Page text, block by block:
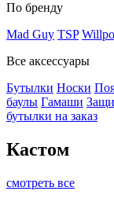
По бренду
Mad Guy TSP
Все аксессуары
Бутылки Носки
баулы Гамаши
бутылки на заказ
Кастом
смотреть все